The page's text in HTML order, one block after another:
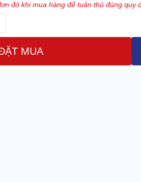
đỏ khi mua hàng để tuân thủ đúng quy
MUA